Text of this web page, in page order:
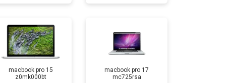
macbook pro 15
z0mk000bt
macbook pro 17
mc725rsa